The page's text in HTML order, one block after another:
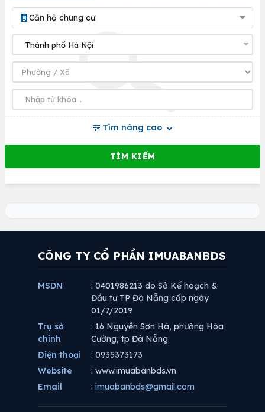
Căn hộ chung cư
Tìm nâng cao
CÔNG TY CỔ PHẦN IMUABANBDS
MSDN
: 0401986213 do Sở Kế hoạch &
Đầu tư TP Đà Nẵng cấp ngày
01/7/2019
Trụ sở
chính
: 16 Nguyễn Sơn Hà, phường Hòa
Cường, tp Đà Nẵng
Điện thoại
: 0935373173
Website
: www.imuabanbds.vn
Email
: imuabanbds@gmail.com